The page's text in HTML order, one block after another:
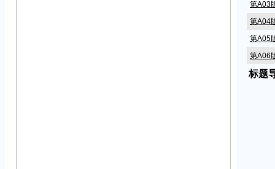
第A03
第A04
第A05
第A06
第A07
标题